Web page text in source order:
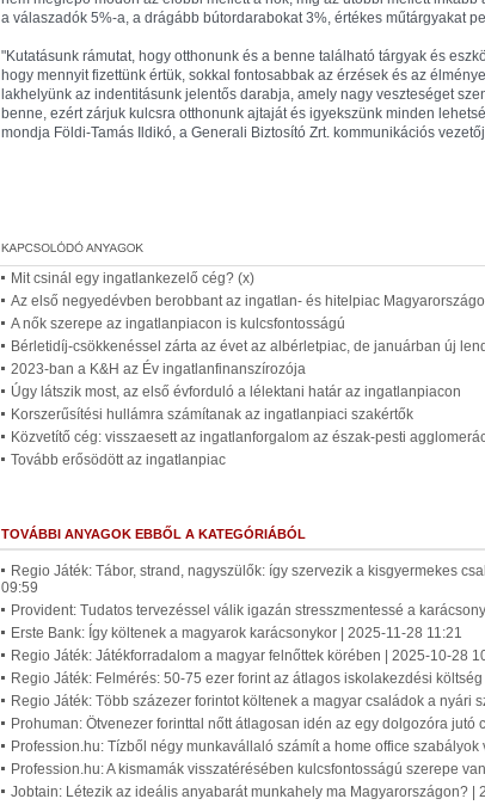
a válaszadók 5%-a, a drágább bútordarabokat 3%, értékes műtárgyakat
"Kutatásunk rámutat, hogy otthonunk és a benne található tárgyak és
hogy mennyit fizettünk értük, sokkal fontosabbak az érzések és az
lakhelyünk az indentitásunk jelentős darabja, amely nagy veszteséget
benne, ezért zárjuk kulcsra otthonunk ajtaját és igyekszünk minden
mondja Földi-Tamás Ildikó, a Generali Biztosító Zrt. kommunikációs
Mit csinál egy ingatlankezelő cég? (x)
Az első negyedévben berobbant az ingatlan- és hitelpiac
A nők szerepe az ingatlanpiacon is kulcsfontosságú
Bérletidíj-csökkenéssel zárta az évet az albérletpiac, de januárban új
2023-ban a K&H az Év ingatlanfinanszírozója
Úgy látszik most, az első évforduló a lélektani határ az ingatlanpiacon
Korszerűsítési hullámra számítanak az ingatlanpiaci szakértők
Közvetítő cég: visszaesett az ingatlanforgalom az észak-pesti
Tovább erősödött az ingatlanpiac
TOVÁBBI ANYAGOK EBBŐL A KATEGÓRIÁBÓL
Regio Játék: Tábor, strand, nagyszülők: így szervezik a kisgyermekes
09:59
Provident: Tudatos tervezéssel válik igazán stresszmentessé a
Erste Bank: Így költenek a magyarok karácsonykor | 2025-11-28 11:21
Regio Játék: Játékforradalom a magyar felnőttek körében | 2025-10-28
Regio Játék: Felmérés: 50-75 ezer forint az átlagos iskolakezdési
Regio Játék: Több százezer forintot költenek a magyar családok a nyári
Prohuman: Ötvenezer forinttal nőtt átlagosan idén az egy dolgozóra jutó
Profession.hu: Tízből négy munkavállaló számít a home office
Profession.hu: A kismamák visszatérésében kulcsfontosságú szerepe
Jobtain: Létezik az ideális anyabarát munkahely ma Magyarországon? |